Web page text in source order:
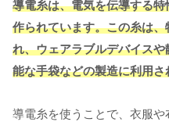
導電糸は、電気を伝導する
作られています。この糸は
れ、ウェアラブルデバイス
能な手袋などの製造に利用さ
導電糸を使うことで、衣服